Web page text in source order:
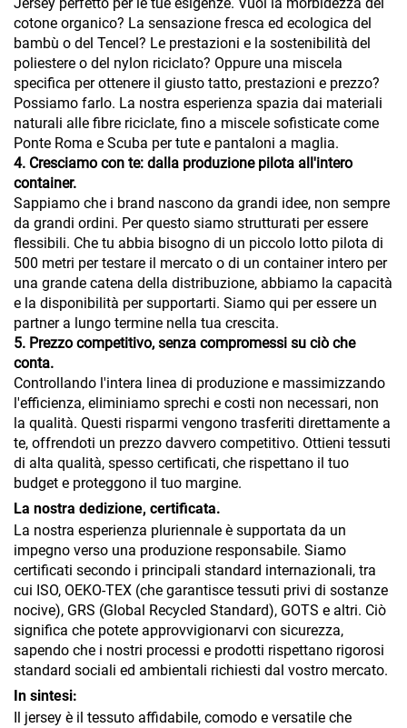
Jersey perfetto per le tue esigenze. Vuoi la morbidezza del
cotone organico? La sensazione fresca ed ecologica del
bambù o del Tencel? Le prestazioni e la sostenibilità del
poliestere o del nylon riciclato? Oppure una miscela
specifica per ottenere il giusto tatto, prestazioni e prezzo?
Possiamo farlo. La nostra esperienza spazia dai materiali
naturali alle fibre riciclate, fino a miscele sofisticate come
Ponte Roma e Scuba per tute e pantaloni a maglia.
4. Cresciamo con te: dalla produzione pilota all'intero
container.
Sappiamo che i brand nascono da grandi idee, non sempre
da grandi ordini. Per questo siamo strutturati per essere
flessibili. Che tu abbia bisogno di un piccolo lotto pilota di
500 metri per testare il mercato o di un container intero per
una grande catena della distribuzione, abbiamo la capacità
e la disponibilità per supportarti. Siamo qui per essere un
partner a lungo termine nella tua crescita.
5. Prezzo competitivo, senza compromessi su ciò che
conta.
Controllando l'intera linea di produzione e massimizzando
l'efficienza, eliminiamo sprechi e costi non necessari, non
la qualità. Questi risparmi vengono trasferiti direttamente a
te, offrendoti un prezzo davvero competitivo. Ottieni tessuti
di alta qualità, spesso certificati, che rispettano il tuo
budget e proteggono il tuo margine.
La nostra dedizione, certificata.
La nostra esperienza pluriennale è supportata da un
impegno verso una produzione responsabile. Siamo
certificati secondo i principali standard internazionali, tra
cui ISO, OEKO-TEX (che garantisce tessuti privi di sostanze
nocive), GRS (Global Recycled Standard), GOTS e altri. Ciò
significa che potete approvvigionarvi con sicurezza,
sapendo che i nostri processi e prodotti rispettano rigorosi
standard sociali ed ambientali richiesti dal vostro mercato.
In sintesi:
Il jersey è il tessuto affidabile, comodo e versatile che